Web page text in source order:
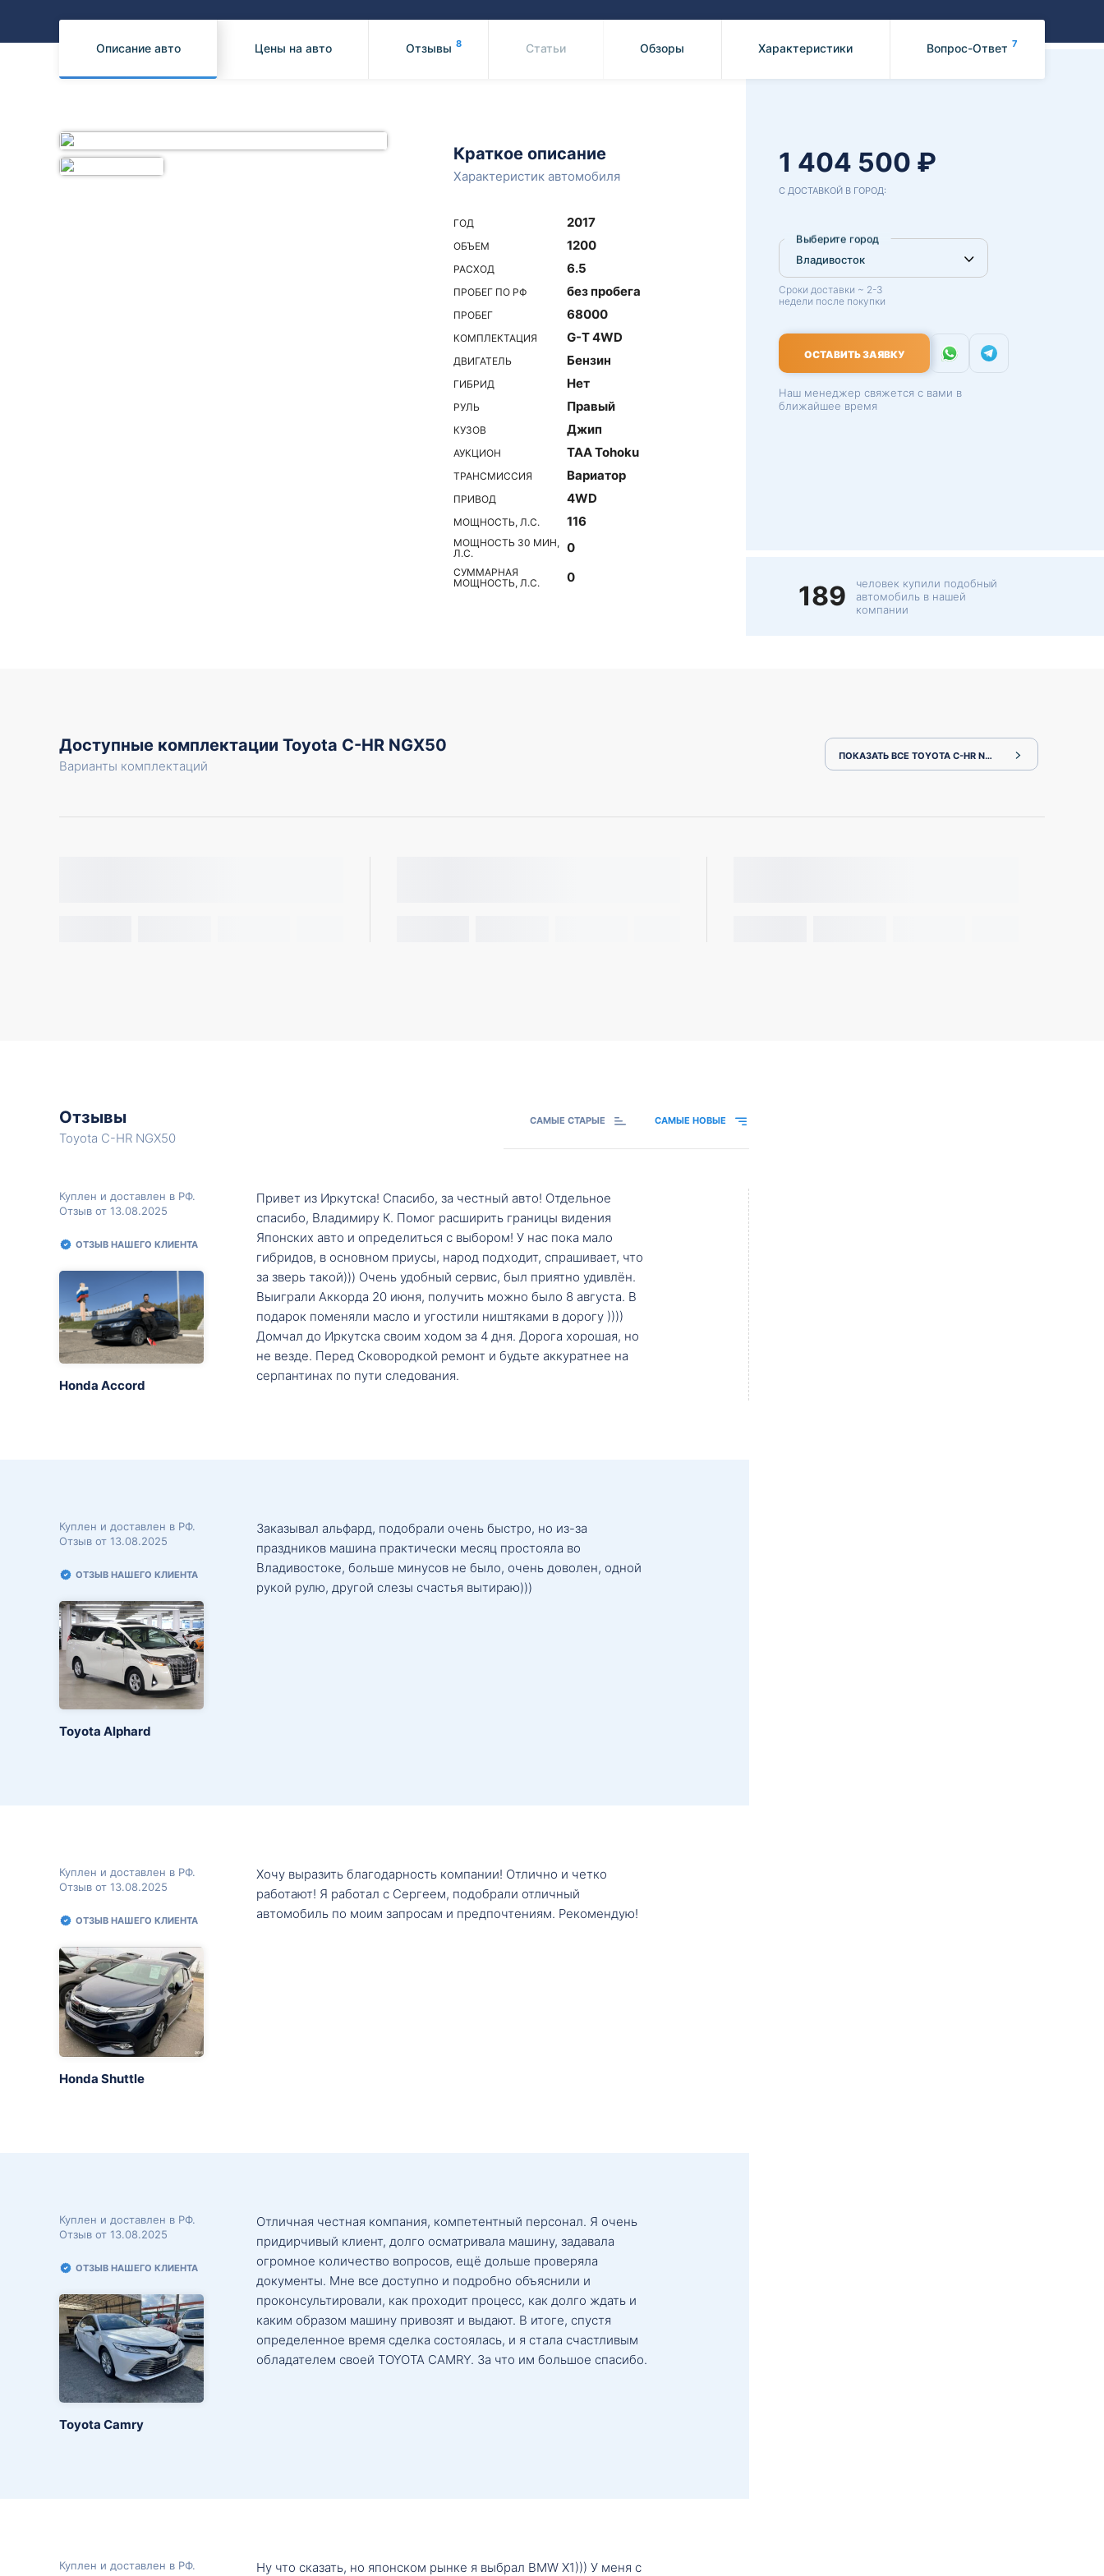
Subaru
Описание авто Цены на авто Отзывы 8 Статьи Обзоры Характеристики Вопрос-Ответ 7
Краткое описание
Характеристик автомобиля
ГОД 2017
ОБЪЕМ 1200
РАСХОД 6.5
ПРОБЕГ ПО РФ без пробега
ПРОБЕГ 68000
КОМПЛЕКТАЦИЯ G-T 4WD
ДВИГАТЕЛЬ Бензин
ГИБРИД Нет
РУЛЬ Правый
КУЗОВ Джип
АУКЦИОН TAA Tohoku
ТРАНСМИССИЯ Вариатор
ПРИВОД 4WD
МОЩНОСТЬ, Л.С. 116
МОЩНОСТЬ 30 МИН,
Л.С.
0
СУММАРНАЯ
МОЩНОСТЬ, Л.С.
0
1 404 500 ₽
С ДОСТАВКОЙ В ГОРОД:
Выберите город
Сроки доставки ~ 2-3
недели после покупки
ОСТАВИТЬ ЗАЯВКУ
Наш менеджер свяжется с вами в
ближайшее время
189
человек купили подобный
автомобиль в нашей
компании
Доступные комплектации Toyota C-HR NGX50
Варианты комплектаций
ПОКАЗАТЬ ВСЕ TOYOTA C-HR NGX50
Отзывы
Toyota C-HR NGX50
САМЫЕ СТАРЫЕ САМЫЕ НОВЫЕ
Куплен и доставлен в РФ.
Отзыв от 13.08.2025
ОТЗЫВ НАШЕГО КЛИЕНТА
Honda Accord
Привет из Иркутска! Спасибо, за честный авто! Отдельное
спасибо, Владимиру К. Помог расширить границы видения
Японских авто и определиться с выбором! У нас пока мало
гибридов, в основном приусы, народ подходит, спрашивает, что
за зверь такой))) Очень удобный сервис, был приятно удивлён.
Выиграли Аккорда 20 июня, получить можно было 8 августа. В
подарок поменяли масло и угостили ништяками в дорогу ))))
Домчал до Иркутска своим ходом за 4 дня. Дорога хорошая, но
не везде. Перед Сковородкой ремонт и будьте аккуратнее на
серпантинах по пути следования.
Куплен и доставлен в РФ.
Отзыв от 13.08.2025
ОТЗЫВ НАШЕГО КЛИЕНТА
Toyota Alphard
Заказывал альфард, подобрали очень быстро, но из-за
праздников машина практически месяц простояла во
Владивостоке, больше минусов не было, очень доволен, одной
рукой рулю, другой слезы счастья вытираю)))
Куплен и доставлен в РФ.
Отзыв от 13.08.2025
ОТЗЫВ НАШЕГО КЛИЕНТА
Honda Shuttle
Хочу выразить благодарность компании! Отлично и четко
работают! Я работал с Сергеем, подобрали отличный
автомобиль по моим запросам и предпочтениям. Рекомендую!
Куплен и доставлен в РФ.
Отзыв от 13.08.2025
ОТЗЫВ НАШЕГО КЛИЕНТА
Toyota Camry
Отличная честная компания, компетентный персонал. Я очень
придирчивый клиент, долго осматривала машину, задавала
огромное количество вопросов, ещё дольше проверяла
документы. Мне все доступно и подробно объяснили и
проконсультировали, как проходит процесс, как долго ждать и
каким образом машину привозят и выдают. В итоге, спустя
определенное время сделка состоялась, и я стала счастливым
обладателем своей TOYOTA CAMRY. За что им большое спасибо.
Куплен и доставлен в РФ.
Ну что сказать, но японском рынке я выбрал BMW X1))) У меня с